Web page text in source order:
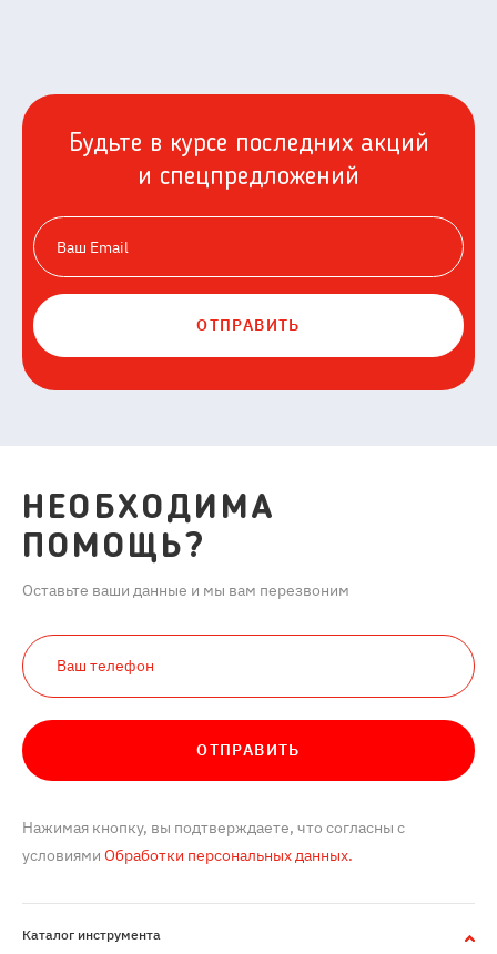
Будьте в курсе последних акций
и спецпредложений
ОТПРАВИТЬ
НЕОБХОДИМА
ПОМОЩЬ?
Оставьте ваши данные и мы вам перезвоним
ОТПРАВИТЬ
Нажимая кнопку, вы подтверждаете, что согласны с
условиями Обработки персональных данных.
Каталог инструмента